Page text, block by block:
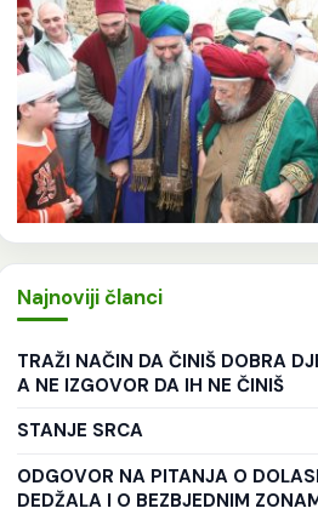
Najnoviji članci
TRAŽI NAČIN DA ČINIŠ DOBRA
A NE IZGOVOR DA IH NE ČINIŠ
STANJE SRCA
ODGOVOR NA PITANJA O
DEDŽALA I O BEZBJEDNIM